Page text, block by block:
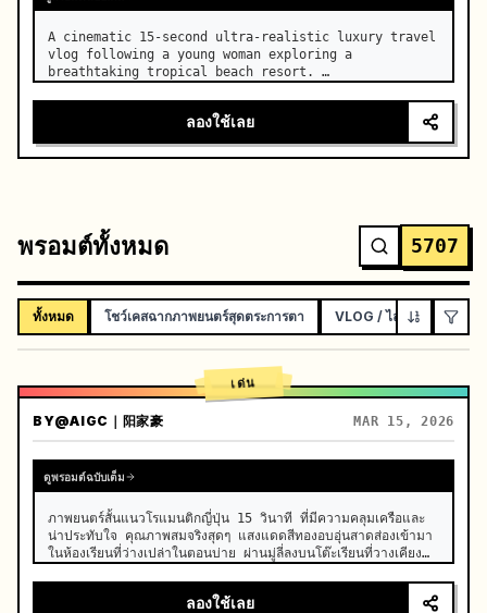
A cinematic 15-second ultra-realistic luxury travel
vlog following a young woman exploring a
breathtaking tropical beach resort. …
ลองใช้เลย
พรอมต์ทั้งหมด 5707
ทั้งหมด โชว์เคสฉากภาพยนตร์สุดตระการตา VLOG / ไลฟ์สไตล์บนโซเ
เด่น
BY@AIGC｜阳家豪 MAR 15, 2026
ดูพรอมต์ฉบับเต็ม
ภาพยนตร์สั้นแนวโรแมนติกญี่ปุ่น 15 วินาที ที่มีความคลุมเครือและ
น่าประทับใจ คุณภาพสมจริงสุดๆ แสงแดดสีทองอบอุ่นสาดส่องเข้ามา
ในห้องเรียนที่ว่างเปล่าในตอนบ่าย ผ่านมู่ลี่ลงบนโต๊ะเรียนที่วางเคียง
ลองใช้เลย